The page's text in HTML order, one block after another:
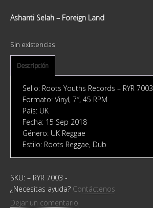
Ashanti Selah ‎– Foreign Land
Sin existencias
Descripción
Sello: Roots Youths Records ‎– RYR 7003
Formato: Vinyl, 7″, 45 RPM
País: UK
Fecha: 15 Sep 2018
Género: UK Reggae
Estilo: Roots Reggae, Dub
SKU: – RYR 7003 -
¿Necesitas ayuda? Contáctenos
Dejar un comentario